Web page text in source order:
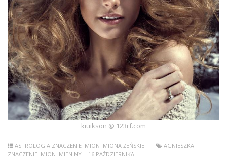
Moda
Zakupy
Kultura
Porady
ekspertów
Strefa
Blogerek
Recenzje
kiuikson @ 123rf.com
ASTROLOGIA ZNACZENIE IMION IMIONA ŻEŃSKIE
AGNIESZKA
ZNACZENIE IMION IMIENINY | 16 PAŹDZIERNIKA